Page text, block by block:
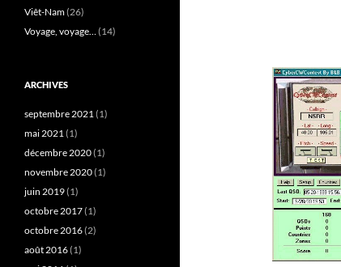
Viêt-Nam(26)
Voyage, voyage…(14)
ARCHIVES
septembre 2021(1)
mai 2021(1)
décembre 2020(1)
novembre 2020(1)
juin 2019(1)
octobre 2017(1)
octobre 2016(2)
août 2016(1)